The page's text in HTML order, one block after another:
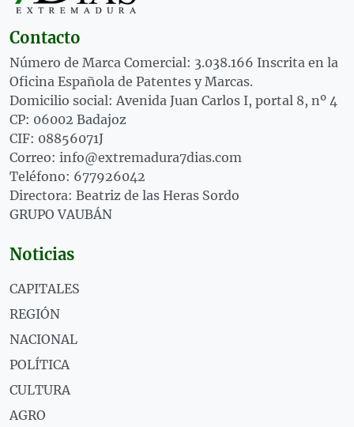
Contacto
Número de Marca Comercial: 3.038.166 Inscrita en la
Oficina Española de Patentes y Marcas.
Domicilio social: Avenida Juan Carlos I, portal 8, nº 4
CP: 06002 Badajoz
CIF: 08856071J
Correo: info@extremadura7dias.com
Teléfono: 677926042
Directora: Beatriz de las Heras Sordo
GRUPO VAUBÁN
Noticias
CAPITALES
REGIÓN
NACIONAL
POLÍTICA
CULTURA
AGRO